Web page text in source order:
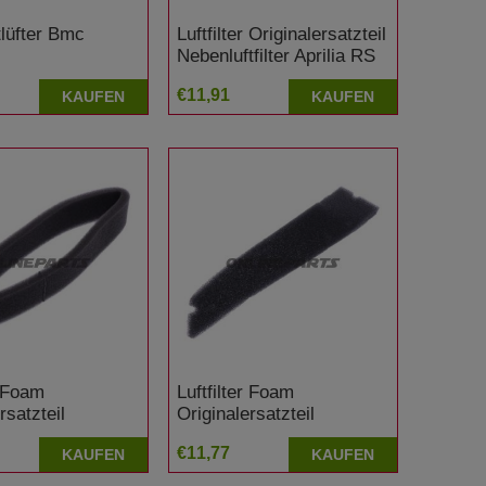
Bmc
KAUFEN
Luftfilter Originalersatzteil
Nebenluftfilter Aprilia RS
125 Extrema/Replica
€11,91 KAUFEN
Honda ADV
KAUFEN
Luftfilter Foam
Originalersatzteil
Nebenluftfilter
€11,77 KAUFEN